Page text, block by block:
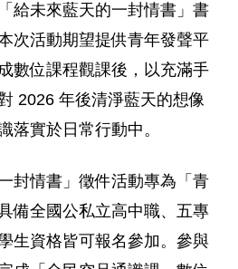
給未來藍天的一封情書」書
次活動期望提供青年發聲平
數位課程觀課後，以充滿手
2026 年後清淨藍天的想像
落實於日常行動中。
封情書」徵件活動專為「青
備全國公私立高中職、五專
生資格皆可報名參加。參與